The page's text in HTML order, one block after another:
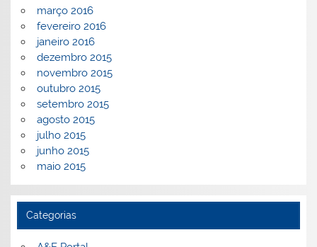
março 2016
fevereiro 2016
janeiro 2016
dezembro 2015
novembro 2015
outubro 2015
setembro 2015
agosto 2015
julho 2015
junho 2015
maio 2015
Categorias